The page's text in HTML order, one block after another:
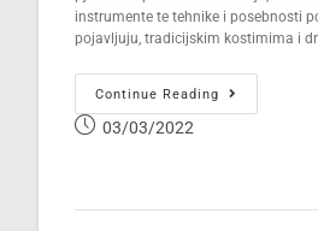
instrumente te tehnike i posebnosti
pojavljuju, tradicijskim kostimima i
Continue Reading
03/03/2022